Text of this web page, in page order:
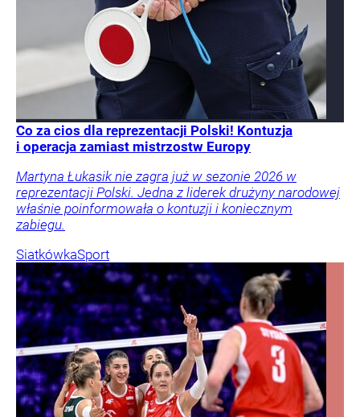
Co za cios dla reprezentacji Polski! Kontuzja
i operacja zamiast mistrzostw Europy
Martyna Łukasik nie zagra już w sezonie 2026 w
reprezentacji Polski. Jedna z liderek drużyny narodowej
właśnie poinformowała o kontuzji i koniecznym
zabiegu.
SiatkówkaSport